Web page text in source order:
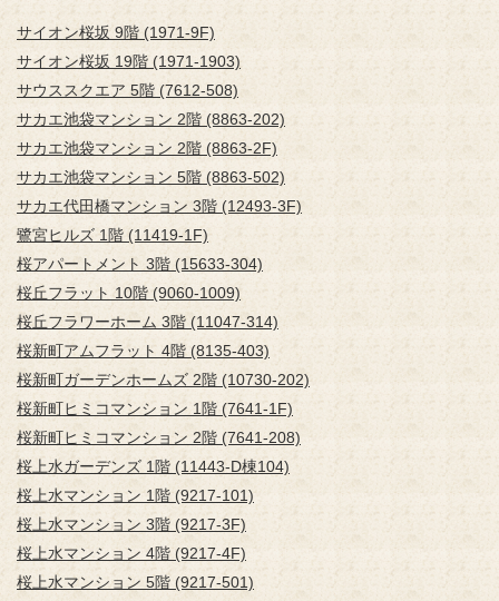
サイオン桜坂 9階 (1971-9F)
サイオン桜坂 19階 (1971-1903)
サウススクエア 5階 (7612-508)
サカエ池袋マンション 2階 (8863-202)
サカエ池袋マンション 2階 (8863-2F)
サカエ池袋マンション 5階 (8863-502)
サカエ代田橋マンション 3階 (12493-3F)
鷺宮ヒルズ 1階 (11419-1F)
桜アパートメント 3階 (15633-304)
桜丘フラット 10階 (9060-1009)
桜丘フラワーホーム 3階 (11047-314)
桜新町アムフラット 4階 (8135-403)
桜新町ガーデンホームズ 2階 (10730-202)
桜新町ヒミコマンション 1階 (7641-1F)
桜新町ヒミコマンション 2階 (7641-208)
桜上水ガーデンズ 1階 (11443-D棟104)
桜上水マンション 1階 (9217-101)
桜上水マンション 3階 (9217-3F)
桜上水マンション 4階 (9217-4F)
桜上水マンション 5階 (9217-501)